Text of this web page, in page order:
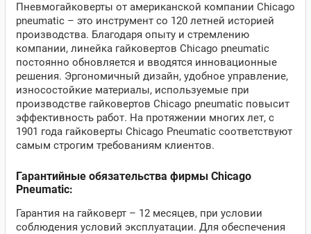
Пневмогайковерты от американской компании Chicago
pneumatic – это инструмент со 120 летней историей
производства. Благодаря опыту и стремлению
компании, линейка гайковертов Chicago pneumatic
постоянно обновляется и вводятся инновационные
решения. Эргономичный дизайн, удобное управление,
износостойкие материалы, используемые при
производстве гайковертов Chicago pneumatic повысит
эффективность работ. На протяжении многих лет, с
1901 года гайковерты Chicago Pneumatic соответствуют
самым строгим требованиям клиентов.
Гарантийные обязательства фирмы Chicago
Pneumatic:
Гарантия на гайковерт – 12 месяцев, при условии
соблюдения условий эксплуатации. Для обеспечения